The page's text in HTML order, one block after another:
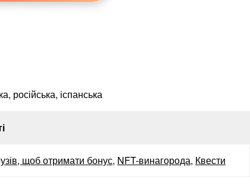
російська, іспанська
щоб отримати бонус, NFT-винагорода, Квести